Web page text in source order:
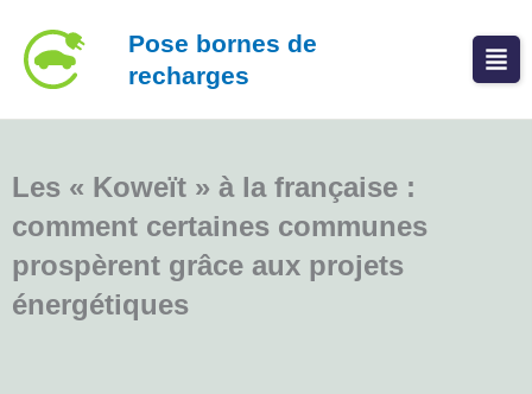
contenu
Pose bornes de
recharges
Les « Koweït » à la française :
comment certaines communes
prospèrent grâce aux projets
énergétiques